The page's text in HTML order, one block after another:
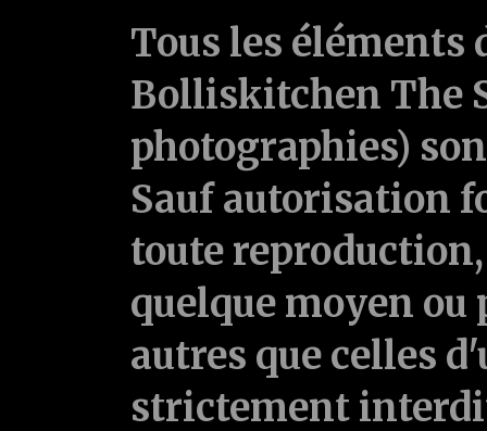
Tous les
Bolliskitchen The
photographies)
Sauf autorisation
toute
quelque moyen ou
autres que celles
strictement